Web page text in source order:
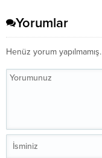
Karşılaştırma
Yorumlar
Henüz yorum yapılmamış.